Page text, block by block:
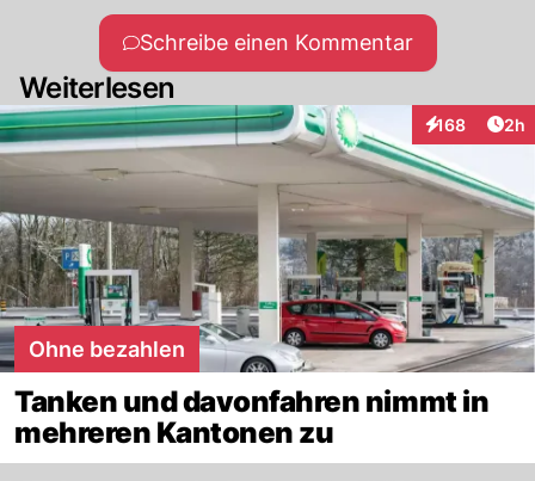
Schreibe einen Kommentar
Weiterlesen
168
Interaktionen
2h
Ohne bezahlen
Tanken und davonfahren nimmt in
mehreren Kantonen zu